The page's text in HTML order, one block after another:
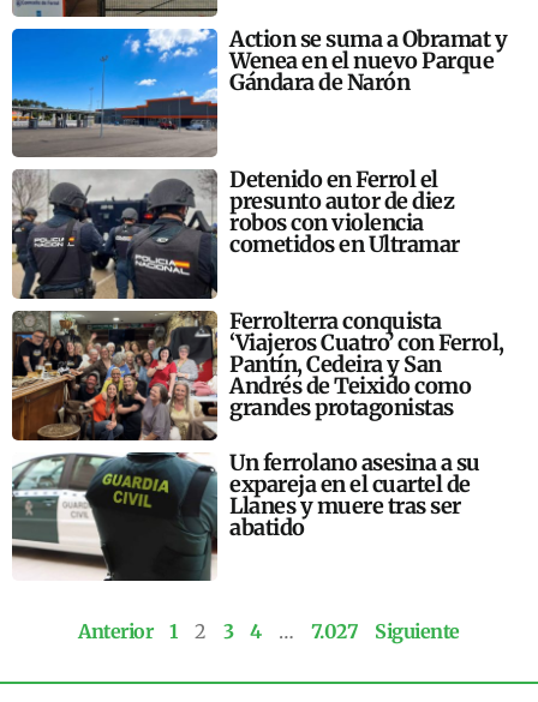
Action se suma a Obramat y
Wenea en el nuevo Parque
Gándara de Narón
Detenido en Ferrol el
presunto autor de diez
robos con violencia
cometidos en Ultramar
Ferrolterra conquista
‘Viajeros Cuatro’ con Ferrol,
Pantín, Cedeira y San
Andrés de Teixido como
grandes protagonistas
Un ferrolano asesina a su
expareja en el cuartel de
Llanes y muere tras ser
abatido
Anterior 1 2 3 4 … 7.027 Siguiente